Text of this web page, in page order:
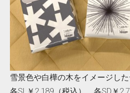
雪景色や白樺の木をイメージした